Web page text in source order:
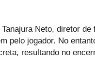
Neto, diretor de
pelo jogador. No
resultando no